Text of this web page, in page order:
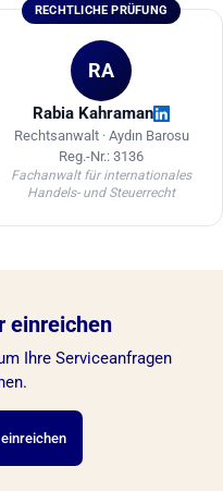
Da sich die
sie auf offiziellen
RECHTLICHE PRÜFUNG
RA
Rabia Kahraman
Rechtsanwalt · Aydın Barosu
Reg.-Nr.: 3136
Fachanwalt für internationales
Handels- und Steuerrecht
einreichen
Ihre Serviceanfragen